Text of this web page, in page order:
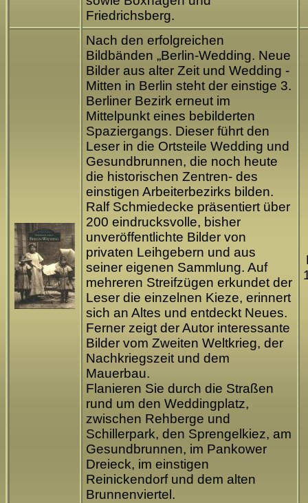
Friedrichsberg.
Nach den erfolgreichen
Bildbänden „Berlin-Wedding. Neue
Bilder aus alter Zeit und Wedding -
Mitten in Berlin steht der einstige 3.
Berliner Bezirk erneut im
Mittelpunkt eines bebilderten
Spaziergangs. Dieser führt den
Leser in die Ortsteile Wedding und
Gesundbrunnen, die noch heute
die historischen Zentren- des
einstigen Arbeiterbezirks bilden.
Ralf Schmiedecke präsentiert über
200 eindrucksvolle, bisher
unveröffentlichte Bilder von
privaten Leihgebern und aus
seiner eigenen Sammlung. Auf
mehreren Streifzügen erkundet der
Leser die einzelnen Kieze, erinnert
sich an Altes und entdeckt Neues.
Ferner zeigt der Autor interessante
Bilder vom Zweiten Weltkrieg, der
Nachkriegszeit und dem
Mauerbau.
Flanieren Sie durch die Straßen
rund um den Weddingplatz,
zwischen Rehberge und
Schillerpark, den Sprengelkiez, am
Gesundbrunnen, im Pankower
Dreieck, im einstigen
Reinickendorf und dem alten
Brunnenviertel.